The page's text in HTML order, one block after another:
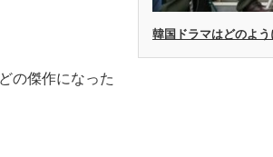
の傑作になった
韓国ドラマはどのよ